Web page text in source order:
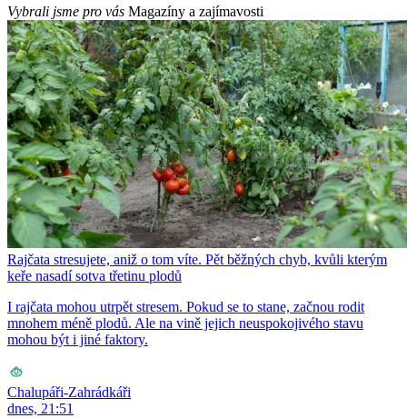
Vybrali jsme pro vás Magazíny a zajímavosti
Rajčata stresujete, aniž o tom víte. Pět běžných chyb, kvůli kterým
keře nasadí sotva třetinu plodů
I rajčata mohou utrpět stresem. Pokud se to stane, začnou rodit
mnohem méně plodů. Ale na vině jejich neuspokojivého stavu
mohou být i jiné faktory.
Chalupáři-Zahrádkáři
dnes, 21:51